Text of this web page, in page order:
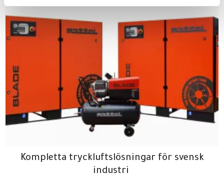
Kompletta tryckluftslösningar för svensk
industri